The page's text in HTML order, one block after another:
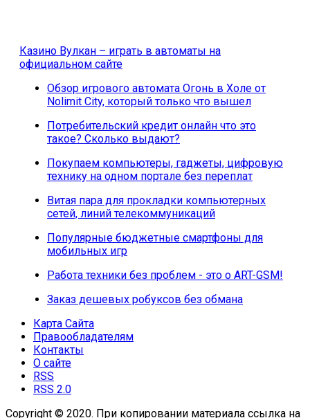
Казино Вулкан – играть в автоматы на
официальном сайте
Обзор игрового автомата Огонь в Холе от
Nolimit City, который только что вышел
Потребительский кредит онлайн что это
такое? Сколько выдают?
Покупаем компьютеры, гаджеты, цифровую
технику на одном портале без переплат
Витая пара для прокладки компьютерных
сетей, линий телекоммуникаций
Популярные бюджетные смартфоны для
мобильных игр
Работа техники без проблем - это о ART-GSM!
Заказ дешевых робуксов без обмана
Карта Сайта
Правообладателям
Контакты
О сайте
RSS
RSS 2.0
Copyright © 2020. При копировании материала ссылка на